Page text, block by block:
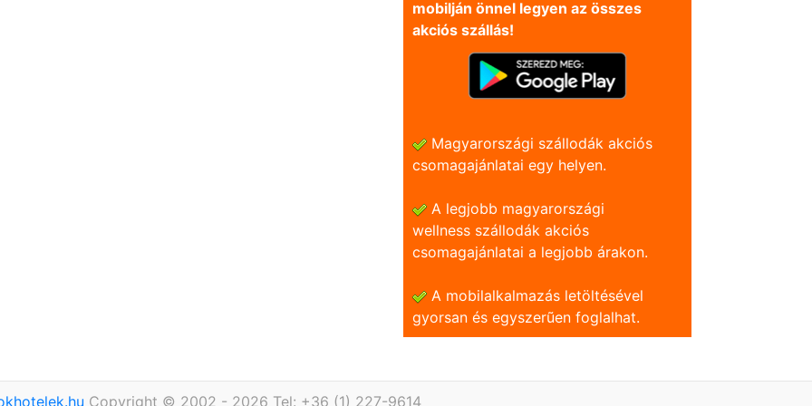
mobilján önnel legyen az összes
akciós szállás!
Magyarországi szállodák akciós
csomagajánlatai egy helyen.
A legjobb magyarországi
wellness szállodák akciós
csomagajánlatai a legjobb árakon.
A mobilalkalmazás letöltésével
gyorsan és egyszerũen foglalhat.
Copyright © 2002 - 2026 Tel: +36 (1) 227-9614